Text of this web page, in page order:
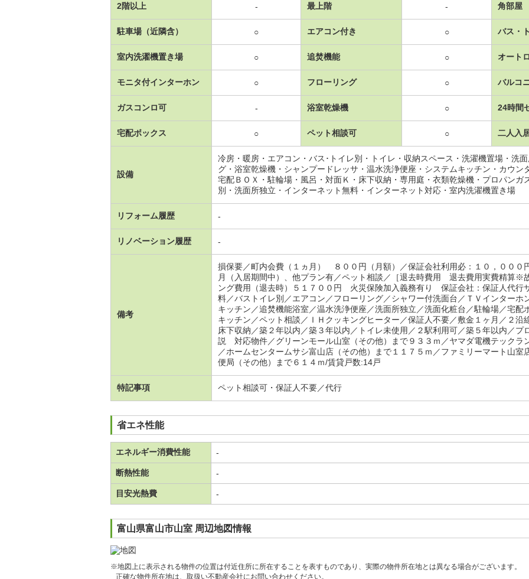
2階以上 - 最上階 - 角部屋
駐車場（近隣含） ○ エアコン付き ○ バス・
室内洗濯機置き場 ○ 追焚機能 ○ オート
モニタ付インターホン ○ フローリング ○ バルコ
ガスコンロ可 - 浴室乾燥機 ○ 24時間
宅配ボックス ○ ペット相談可 ○ 二人入
設備
冷房・暖房・エアコン・バス･トイレ別・トイレ・収納スペース・洗濯機置場・洗
グ・浴室乾燥機・シャンプードレッサ・温水洗浄便座・システムキッチン・カウン
宅配ＢＯＸ・駐輪場・風呂・対面Ｋ・床下収納・専用庭・衣類乾燥機・プロパンガ
別・洗面所独立・インターネット無料・インターネット対応・室内洗濯機置き場
リフォーム履歴 -
リノベーション履歴 -
備考
損保要／町内会費（１ヵ月） ８００円（月額）／保証会社利用必：１０，０００
月（入居期間中）、他プラン有／ペット相談／［退去時費用 退去費用実費精算※
ング費用（退去時）５１７００円 火災保険加入義務有り 保証会社：保証人代行
料／バストイレ別／エアコン／フローリング／シャワー付洗面台／ＴＶインターホ
キッチン／追焚機能浴室／温水洗浄便座／洗面所独立／洗面化粧台／駐輪場／宅配
キッチン／ペット相談／ＩＨクッキングヒーター／保証人不要／敷金１ヶ月／２沿
床下収納／築２年以内／築３年以内／トイレ未使用／２駅利用可／築５年以内／プ
説 対応物件／グリーンモール山室（その他）まで９３３ｍ／ヤマダ電機テックラ
／ホームセンタームサシ富山店（その他）まで１１７５ｍ／ファミリーマート山
便局（その他）まで６１４ｍ/賃貸戸数:14戸
特記事項 ペット相談可・保証人不要／代行
省エネ性能
エネルギー消費性能 -
断熱性能 -
目安光熱費 -
富山県富山市山室 周辺地図情報
※地図上に表示される物件の位置は付近住所に所在することを表すものであり、実際の物件所在地とは異なる場合がございます。
正確な物件所在地は、取扱い不動産会社にお問い合わせください。